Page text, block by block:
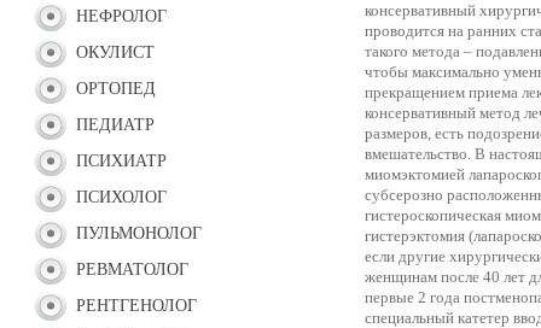
НЕФРОЛОГ
ОКУЛИСТ
ОРТОПЕД
ПЕДИАТР
ПСИХИАТР
ПСИХОЛОГ
ПУЛЬМОНОЛОГ
РЕВМАТОЛОГ
РЕНТГЕНОЛОГ
консервативный
проводится на ранних
такого метода –
чтобы максимально
прекращением приема
консервативный метод
размеров, есть
вмешательство. В
миомэктомией
субсерозно
гистероскопическая
гистерэктомия
если другие
женщинам после 40 лет
первые 2 года
специальный катетер